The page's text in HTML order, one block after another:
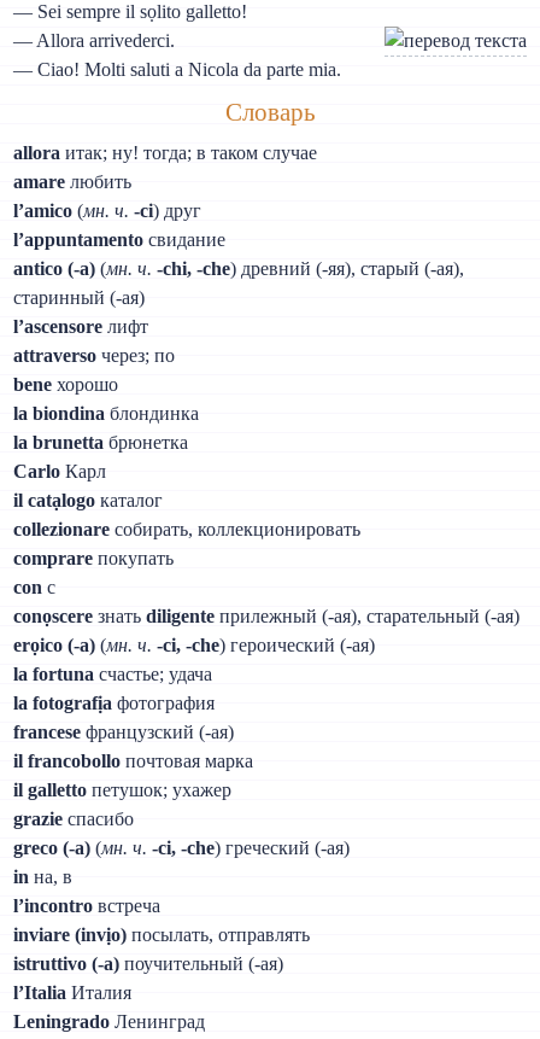
— Sei sempre il sọlito galletto!
— Allora arrivederci.
— Ciao! Molti saluti a Nicola da parte mia.
Словарь
allora итак; ну! тогда; в таком случае
amare любить
l’amico (мн. ч. -ci) друг
l’appuntamento свидание
antico (-а) (мн. ч. -chi, -che) древний (-яя), старый (-ая),
старинный (-ая)
l’ascensore лифт
attraverso через; по
bene хорошо
la biondina блондинка
la brunetta брюнетка
Carlo Карл
il catạlogo каталог
collezionare собирать, коллекционировать
comprare покупать
con с
conọscere знатьdiligente прилежный (-ая), старательный (-ая)
erọico (-а) (мн. ч. -ci, -che) героический (-ая)
la fortuna счастье; удача
la fotografịa фотография
francese французский (-ая)
il francobollo почтовая марка
il galletto петушок; ухажер
grazie спасибо
greco (-а) (мн. ч. -ci, -che) греческий (-ая)
in на, в
l’incontro встреча
inviare (invịo) посылать, отправлять
istruttivo (-а) поучительный (-ая)
l’Italia Италия
Leningrado Ленинград